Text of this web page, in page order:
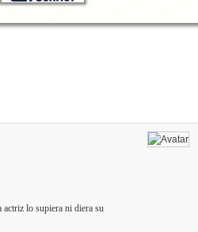
lo supiera ni diera su